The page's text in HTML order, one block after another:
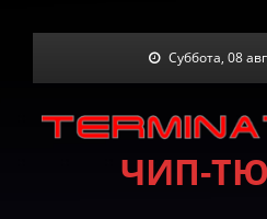
Суббота, 08
ЧИП-